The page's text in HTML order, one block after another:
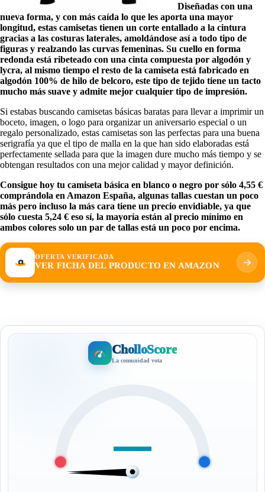
Diseñadas con una
nueva forma, y con más caída lo que les aporta una mayor
longitud, estas camisetas tienen un corte entallado a la cintura
gracias a las costuras laterales, amoldándose así a todo tipo de
figuras y realzando las curvas femeninas. Su cuello en forma
redonda está ribeteado con una cinta compuesta por algodón y
lycra, al mismo tiempo el resto de la camiseta está fabricado en
algodón 100% de hilo de belcoro, este tipo de tejido tiene un tacto
mucho más suave y admite mejor cualquier tipo de impresión.
Si estabas buscando camisetas básicas baratas para llevar a imprimir un
boceto, imagen, o logo para organizar un aniversario especial o un
regalo personalizado, estas camisetas son las perfectas para una buena
serigrafía ya que el tipo de malla en la que han sido elaboradas está
perfectamente sellada para que la imagen dure mucho más tiempo y se
obtengan resultados con una mejor calidad y mayor definición.
Consigue hoy tu camiseta básica en blanco o negro por sólo 4,55 €
comprándola en Amazon España, algunas tallas cuestan un poco
más pero incluso la más cara tiene un precio envidiable, ya que
sólo cuesta 5,24 € eso sí, la mayoría están al precio mínimo en
ambos colores solo un par de tallas está un poco por encima.
OFERTA VERIFICADA
VER FICHA DEL PRODUCTO EN AMAZON
CholloScore
La comunidad vota
—